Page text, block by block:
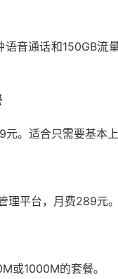
音通话和150GB流
。适合只需要基本上
平台，月费289元
或1000M的套餐。